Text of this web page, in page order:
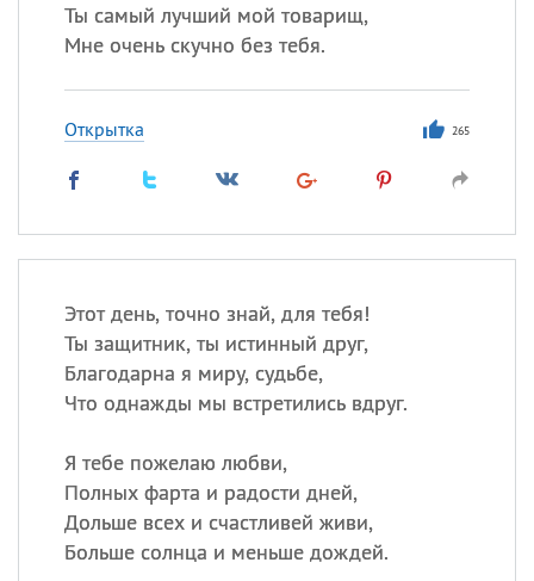
Ты самый лучший мой товарищ,
Мне очень скучно без тебя.
Открытка 265
Этот день, точно знай, для тебя!
Ты защитник, ты истинный друг,
Благодарна я миру, судьбе,
Что однажды мы встретились вдруг.
Я тебе пожелаю любви,
Полных фарта и радости дней,
Дольше всех и счастливей живи,
Больше солнца и меньше дождей.